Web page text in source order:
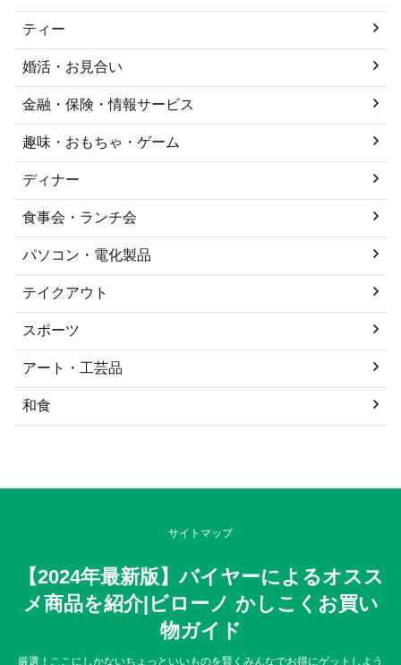
ティー
婚活・お見合い
金融・保険・情報サービス
趣味・おもちゃ・ゲーム
ディナー
食事会・ランチ会
パソコン・電化製品
テイクアウト
スポーツ
アート・工芸品
和食
サイトマップ
【2024年最新版】バイヤーによるオスス
メ商品を紹介|ビローノ かしこくお買い
物ガイド
厳選！ここにしかないちょっといいものを賢くみんなでお得にゲットしよう